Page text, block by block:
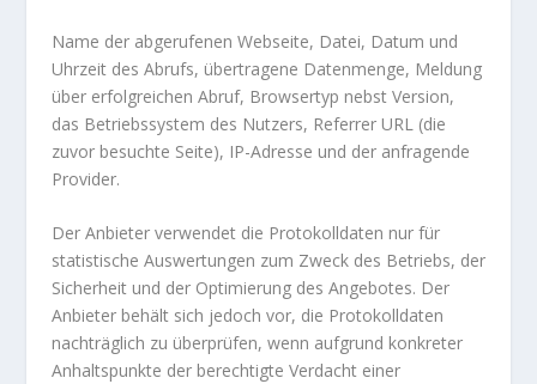
Name der abgerufenen Webseite, Datei, Datum und
Uhrzeit des Abrufs, übertragene Datenmenge, Meldung
über erfolgreichen Abruf, Browsertyp nebst Version,
das Betriebssystem des Nutzers, Referrer URL (die
zuvor besuchte Seite), IP-Adresse und der anfragende
Provider.
Der Anbieter verwendet die Protokolldaten nur für
statistische Auswertungen zum Zweck des Betriebs, der
Sicherheit und der Optimierung des Angebotes. Der
Anbieter behält sich jedoch vor, die Protokolldaten
nachträglich zu überprüfen, wenn aufgrund konkreter
Anhaltspunkte der berechtigte Verdacht einer